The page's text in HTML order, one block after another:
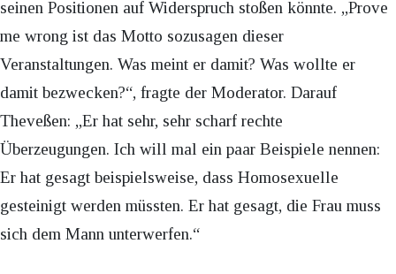
seinen Positionen auf Widerspruch stoßen könnte. „Prove
me wrong ist das Motto sozusagen dieser
Veranstaltungen. Was meint er damit? Was wollte er
damit bezwecken?“, fragte der Moderator. Darauf
Theveßen: „Er hat sehr, sehr scharf rechte
Überzeugungen. Ich will mal ein paar Beispiele nennen:
Er hat gesagt beispielsweise, dass Homosexuelle
gesteinigt werden müssten. Er hat gesagt, die Frau muss
sich dem Mann unterwerfen.“